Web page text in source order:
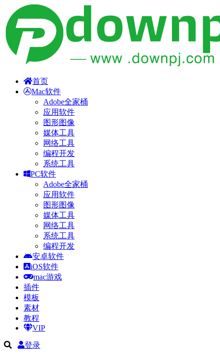
首页
Mac软件
Adobe全家桶
应用软件
图形图像
媒体工具
网络工具
编程开发
系统工具
PC软件
Adobe全家桶
应用软件
图形图像
媒体工具
网络工具
系统工具
编程开发
安卓软件
iOS软件
mac游戏
插件
模板
素材
教程
VIP
登录